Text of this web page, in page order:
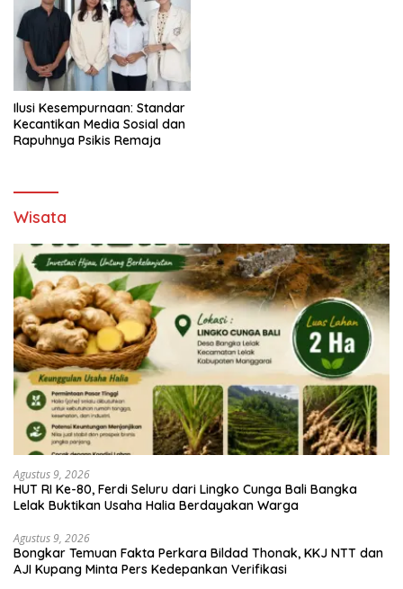
Ilusi Kesempurnaan: Standar
Kecantikan Media Sosial dan
Rapuhnya Psikis Remaja
Wisata
Agustus 9, 2026
HUT RI Ke-80, Ferdi Seluru dari Lingko Cunga Bali Bangka
Lelak Buktikan Usaha Halia Berdayakan Warga
Agustus 9, 2026
Bongkar Temuan Fakta Perkara Bildad Thonak, KKJ NTT dan
AJI Kupang Minta Pers Kedepankan Verifikasi